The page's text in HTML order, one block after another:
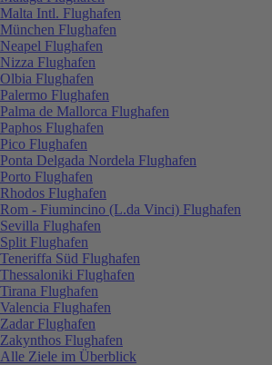
Malta Intl. Flughafen
München Flughafen
Neapel Flughafen
Nizza Flughafen
Olbia Flughafen
Palermo Flughafen
Palma de Mallorca Flughafen
Paphos Flughafen
Pico Flughafen
Ponta Delgada Nordela Flughafen
Porto Flughafen
Rhodos Flughafen
Rom - Fiumincino (L.da Vinci) Flughafen
Sevilla Flughafen
Split Flughafen
Teneriffa Süd Flughafen
Thessaloniki Flughafen
Tirana Flughafen
Valencia Flughafen
Zadar Flughafen
Zakynthos Flughafen
Alle Ziele im Überblick